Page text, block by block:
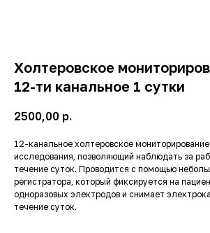
Холтеровское
12-ти канальное 1 сутки
2500,00 р.
12-канальное холтеровское
исследования, позволяющий наблюдать за
течение суток. Проводится с помощью
регистратора, который фиксируется на
одноразовых электродов и снимает
течение суток.